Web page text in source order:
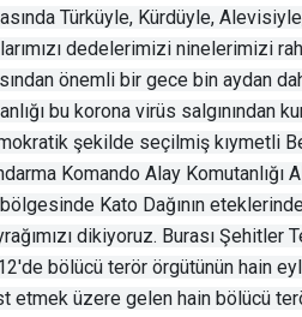
Türküyle, Kürdüyle,
dedelerimizi ninelerimizi
önemli bir gece bin aydan
bu korona virüs salgınından
şekilde seçilmiş kıymetli
Komando Alay
Kato Dağının
dikiyoruz. Burası
bölücü terör örgütünün hain
etmek üzere gelen hain bölücü